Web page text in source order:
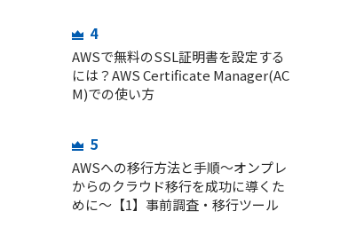
4
AWSで無料のSSL証明書を設定する
には？AWS Certificate Manager(AC
M)での使い方
5
AWSへの移行方法と手順～オンプレ
からのクラウド移行を成功に導くた
めに～【1】事前調査・移行ツール